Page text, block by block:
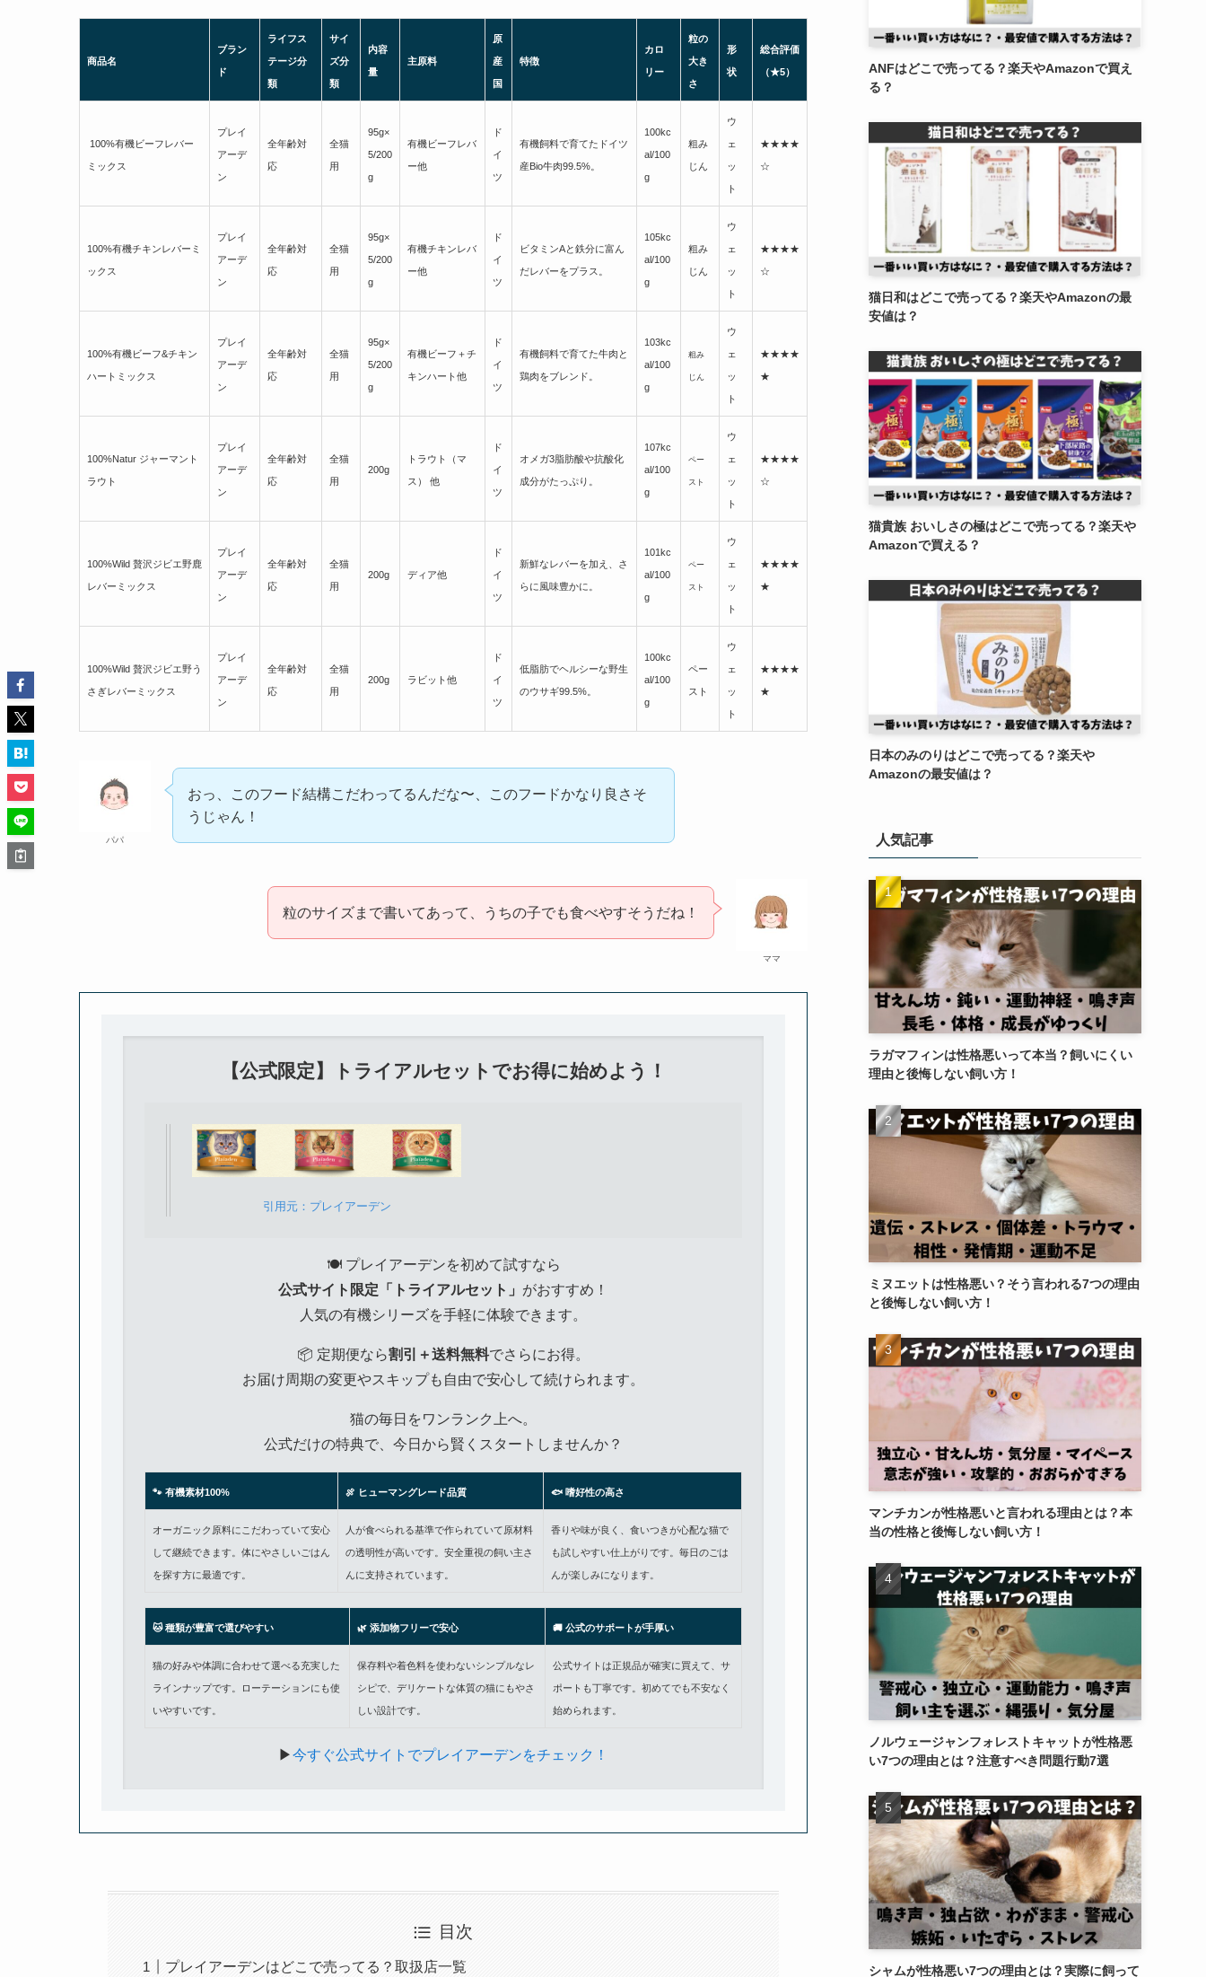
商品名
ブラン
ド
ライフス
テージ分
類
サイ
ズ分
類
内容
量
主原料
原
産
国
特徴
カロ
リー
粒の
大き
さ
形
状
総合評価
（★5）
100%有機ビーフレバー
ミックス
プレイ
アーデ
ン
全年齢対
応
全猫
用
95g×
5/200
g
有機ビーフレバ
ー他
ド
イ
ツ
有機飼料で育てたドイツ
産Bio牛肉99.5%。
100kc
al/100
g
粗み
じん
ウ
ェ
ッ
ト
★★★★
☆
100%有機チキンレバーミ
ックス
プレイ
アーデ
ン
全年齢対
応
全猫
用
95g×
5/200
g
有機チキンレバ
ー他
ド
イ
ツ
ビタミンAと鉄分に富ん
だレバーをプラス。
105kc
al/100
g
粗み
じん
ウ
ェ
ッ
ト
★★★★
☆
100%有機ビーフ&チキン
ハートミックス
プレイ
アーデ
ン
全年齢対
応
全猫
用
95g×
5/200
g
有機ビーフ＋チ
キンハート他
ド
イ
ツ
有機飼料で育てた牛肉と
鶏肉をブレンド。
103kc
al/100
g
粗み
じん
ウ
ェ
ッ
ト
★★★★
★
100%Natur ジャーマント
ラウト
プレイ
アーデ
ン
全年齢対
応
全猫
用
200g
トラウト（マ
ス） 他
ド
イ
ツ
オメガ3脂肪酸や抗酸化
成分がたっぷり。
107kc
al/100
g
ペー
スト
ウ
ェ
ッ
ト
★★★★
☆
100%Wild 贅沢ジビエ野鹿
レバーミックス
プレイ
アーデ
ン
全年齢対
応
全猫
用
200g ディア他
ド
イ
ツ
新鮮なレバーを加え、さ
らに風味豊かに。
101kc
al/100
g
ペー
スト
ウ
ェ
ッ
ト
★★★★
★
100%Wild 贅沢ジビエ野う
さぎレバーミックス
プレイ
アーデ
ン
全年齢対
応
全猫
用
200g ラビット他
ド
イ
ツ
低脂肪でヘルシーな野生
のウサギ99.5%。
100kc
al/100
g
ペー
スト
ウ
ェ
ッ
ト
★★★★
★
パパ
おっ、このフード結構こだわってるんだな〜、このフードかなり良さそ
うじゃん！
ママ
粒のサイズまで書いてあって、うちの子でも食べやすそうだね！
【公式限定】トライアルセットでお得に始めよう！
引用元：プレイアーデン
🍽️ プレイアーデンを初めて試すなら
公式サイト限定「トライアルセット」 がおすすめ！
人気の有機シリーズを手軽に体験できます。
📦 定期便なら割引＋送料無料でさらにお得。
お届け周期の変更やスキップも自由で安心して続けられます。
猫の毎日をワンランク上へ。
公式だけの特典で、今日から賢くスタートしませんか？
🐾 有機素材100% 🍖 ヒューマングレード品質 🐟 嗜好性の高さ
オーガニック原料にこだわっていて安心
して継続できます。体にやさしいごはん
を探す方に最適です。
人が食べられる基準で作られていて原材料
の透明性が高いです。安全重視の飼い主さ
んに支持されています。
香りや味が良く、食いつきが心配な猫で
も試しやすい仕上がりです。毎日のごは
んが楽しみになります。
🐱 種類が豊富で選びやすい 🌿 添加物フリーで安心 🚚 公式のサポートが手厚い
猫の好みや体調に合わせて選べる充実した
ラインナップです。ローテーションにも使
いやすいです。
保存料や着色料を使わないシンプルなレ
シピで、デリケートな体質の猫にもやさ
しい設計です。
公式サイトは正規品が確実に買えて、サ
ポートも丁寧です。初めてでも不安なく
始められます。
▶︎今すぐ公式サイトでプレイアーデンをチェック！
目次
プレイアーデンはどこで売ってる？取扱店一覧
ANFはどこで売ってる？楽天やAmazonで買え
る？
猫日和はどこで売ってる？楽天やAmazonの最
安値は？
猫貴族 おいしさの極はどこで売ってる？楽天や
Amazonで買える？
日本のみのりはどこで売ってる？楽天や
Amazonの最安値は？
人気記事
ラガマフィンは性格悪いって本当？飼いにくい
理由と後悔しない飼い方！
ミヌエットは性格悪い？そう言われる7つの理由
と後悔しない飼い方！
マンチカンが性格悪いと言われる理由とは？本
当の性格と後悔しない飼い方！
ノルウェージャンフォレストキャットが性格悪
い7つの理由とは？注意すべき問題行動7選
シャムが性格悪い7つの理由とは？実際に飼って